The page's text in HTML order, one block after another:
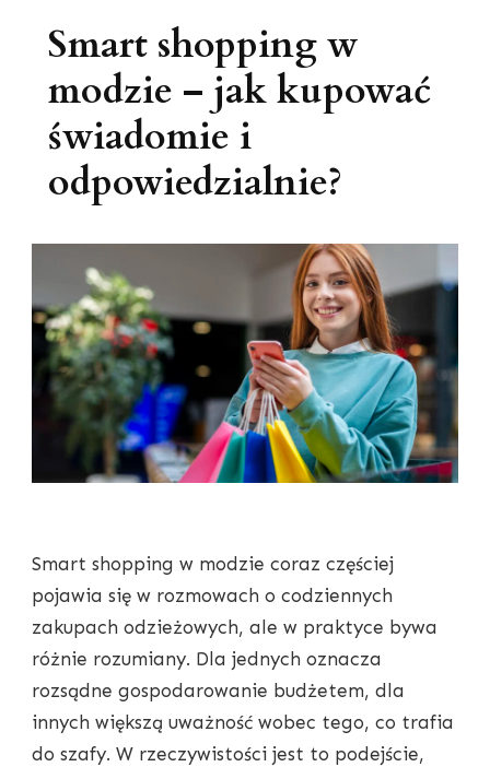
Smart shopping w
modzie – jak kupować
świadomie i
odpowiedzialnie?
Smart shopping w modzie coraz częściej
pojawia się w rozmowach o codziennych
zakupach odzieżowych, ale w praktyce bywa
różnie rozumiany. Dla jednych oznacza
rozsądne gospodarowanie budżetem, dla
innych większą uważność wobec tego, co trafia
do szafy. W rzeczywistości jest to podejście,